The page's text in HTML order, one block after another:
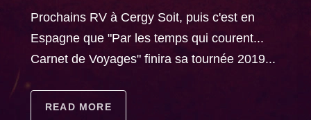
Prochains RV à Cergy Soit, puis c'est en
Espagne que "Par les temps qui courent...
Carnet de Voyages" finira sa tournée 2019...
READ MORE